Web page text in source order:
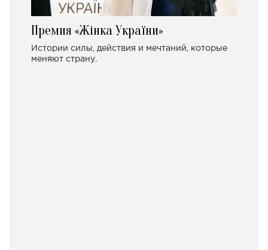
Премия «Жінка України»
Истории силы, действия и мечтаний, которые
меняют страну.